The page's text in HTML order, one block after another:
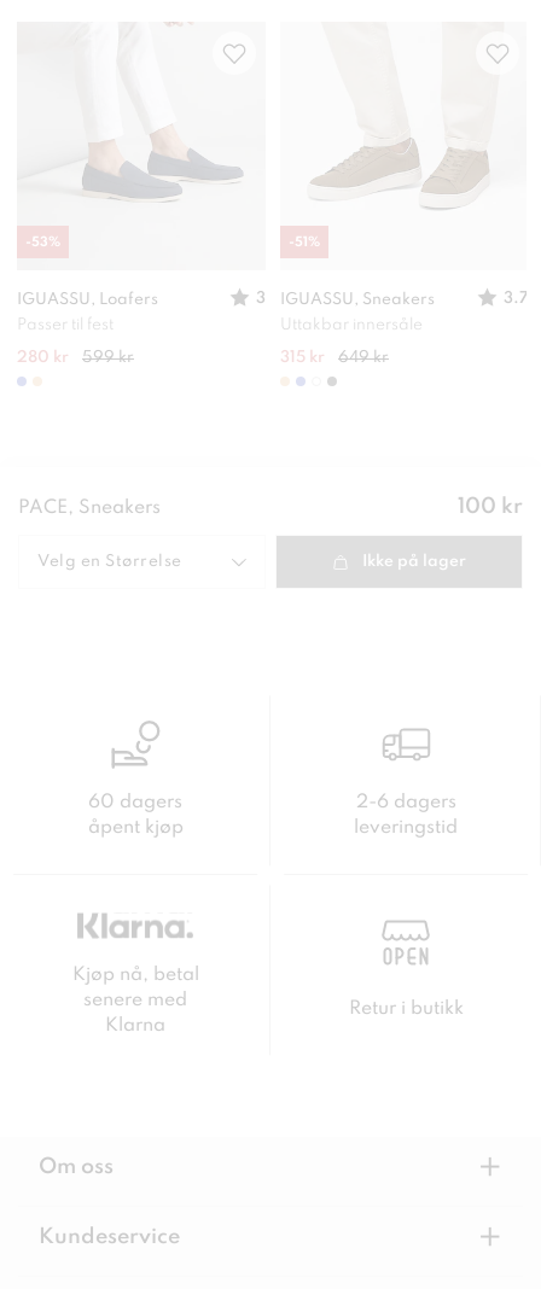
IGUASSU, Loafers
3
Passer til fest
280 kr 599 kr
-53%
IGUASSU, Sneakers
3.7
Uttakbar innersåle
315 kr 649 kr
-51 %
PACE, Sneakers Pris:
100 kr
Velg en Størrelse Ikke på lager
60 dagers
åpent kjøp
2-6 dagers
leveringstid
Kjøp nå, betal
senere med
Klarna
Retur i butikk
Om oss +
Kundeservice +